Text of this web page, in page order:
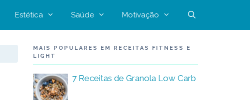
Estética Saúde Motivação
MAIS POPULARES EM RECEITAS FITNESS E
LIGHT
7 Receitas de Granola Low Carb